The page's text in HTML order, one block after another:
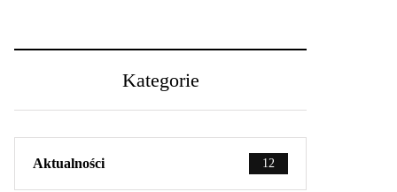
Kategorie
Aktualności 12